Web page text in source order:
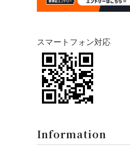
スマートフォン対応
Information